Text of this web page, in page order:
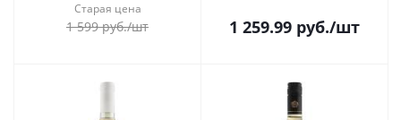
Старая цена
1 599руб./шт 1 259.99 руб./шт